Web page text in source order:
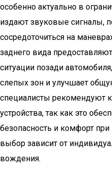
особенно актуально в
издают звуковые сигналы,
сосредоточиться на
заднего вида
ситуации позади
слепых зон и улучшает
специалисты рекомендуют
устройства, так как это
безопасность и комфорт
выбор зависит от
вождения.